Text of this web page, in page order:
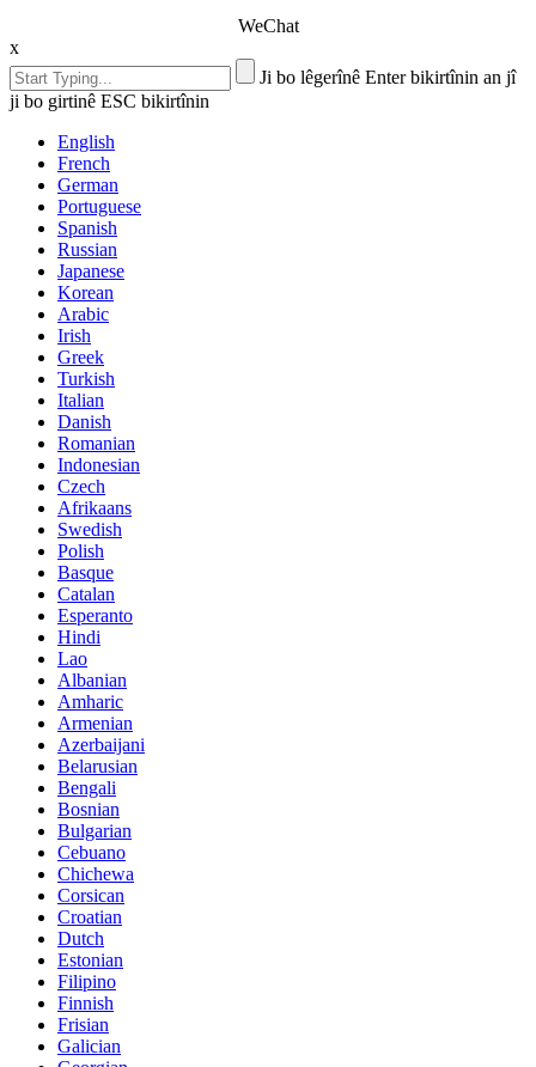
WeChat
x
Ji bo lêgerînê Enter bikirtînin an jî
ji bo girtinê ESC bikirtînin
English
French
German
Portuguese
Spanish
Russian
Japanese
Korean
Arabic
Irish
Greek
Turkish
Italian
Danish
Romanian
Indonesian
Czech
Afrikaans
Swedish
Polish
Basque
Catalan
Esperanto
Hindi
Lao
Albanian
Amharic
Armenian
Azerbaijani
Belarusian
Bengali
Bosnian
Bulgarian
Cebuano
Chichewa
Corsican
Croatian
Dutch
Estonian
Filipino
Finnish
Frisian
Galician